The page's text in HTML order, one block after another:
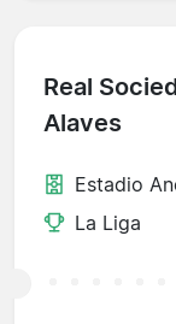
Real
Alaves
Estadio
La Liga